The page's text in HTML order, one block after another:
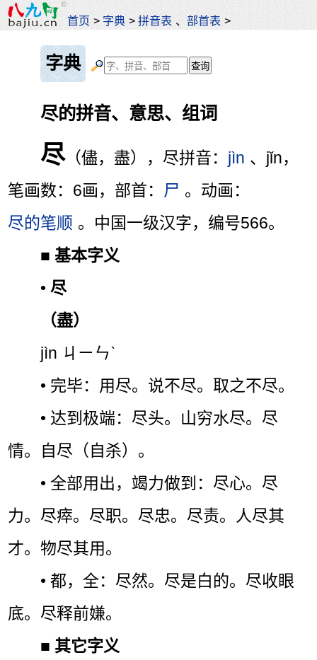
首页 > 字典 >拼音表 、部首表 >
字典
尽的拼音、意思、组词
尽（儘，盡），尽拼音： jìn 、jǐn，
笔画数：6画，部首： 尸 。动画：
尽的笔顺 。中国一级汉字，编号566。
■基本字义
•尽
（盡）
jìn ㄐㄧㄣˋ
• 完毕：用尽。说不尽。取之不尽。
• 达到极端：尽头。山穷水尽。尽
情。自尽（自杀）。
• 全部用出，竭力做到：尽心。尽
力。尽瘁。尽职。尽忠。尽责。人尽其
才。物尽其用。
• 都，全：尽然。尽是白的。尽收眼
底。尽释前嫌。
■ 其它字义